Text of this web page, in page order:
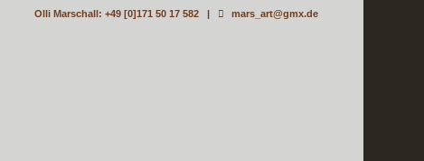
Olli Marschall: +49 [0]171 50 17 582 | mars_art@gmx.de